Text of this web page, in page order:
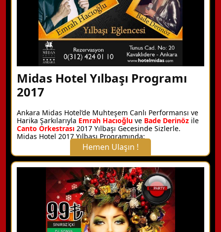
Midas Hotel Yılbaşı Programı
2017
Ankara Midas Hotel’de Muhteşem Canlı Performansı ve
Harika Şarkılarıyla Emrah Hacıoğlu ve Bade Derinöz ile
Canto Orkestrası 2017 Yılbaşı Gecesinde Sizlerle.
Midas Hotel 2017 Yılbaşı Programında;
Hemen Ulaşın !
X Kapat
WhatsApp ile Bilgi Alın
Hemen Arayın